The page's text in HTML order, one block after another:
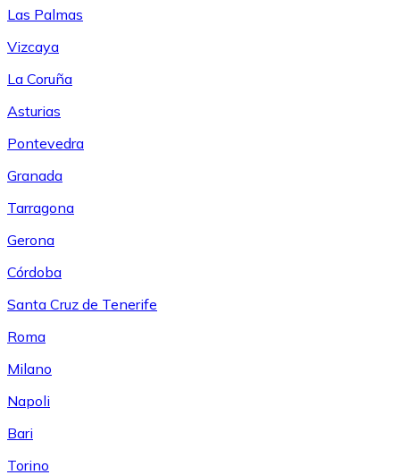
Las Palmas
Vizcaya
La Coruña
Asturias
Pontevedra
Granada
Tarragona
Gerona
Córdoba
Santa Cruz de Tenerife
Roma
Milano
Napoli
Bari
Torino